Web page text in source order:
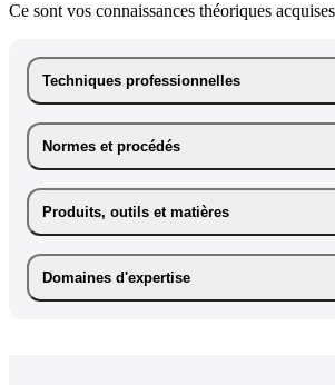
Ce sont vos connaissances théoriques
Techniques professionnelles
Normes et procédés
Produits, outils et matières
Domaines d'expertise